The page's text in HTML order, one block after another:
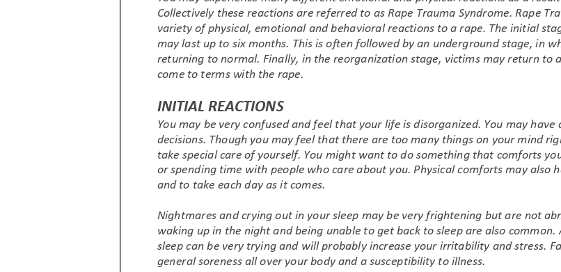
Dienstleistungen Prävention & Bildung Ressourcen
Neuigkeiten & Blog
Suche KCSARC